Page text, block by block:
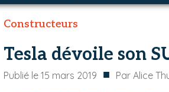
Constructeurs
Tesla dévoile son
Publié le 15 mars 2019 ■ Par Alice